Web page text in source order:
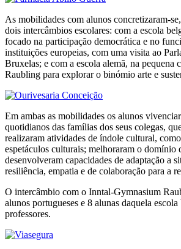
As mobilidades com alunos concretizaram-
dois intercâmbios escolares: com a escola
focado na participação democrática e no
instituições europeias, com uma visita ao
Bruxelas; e com a escola alemã, na pequena
Raubling para explorar o binómio arte e
Em ambas as mobilidades os alunos
quotidianos das famílias dos seus colegas,
realizaram atividades de índole cultural,
espetáculos culturais; melhoraram o domínio
desenvolveram capacidades de adaptação a
resiliência, empatia e de colaboração para a
O intercâmbio com o Inntal-Gymnasium
alunos portugueses e 8 alunas daquela
professores.